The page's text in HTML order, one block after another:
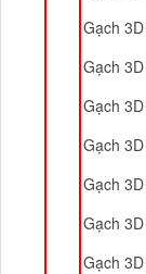
Gạch
Gạch
Gạch
Gạch
Gạch
Gạch
Gạch